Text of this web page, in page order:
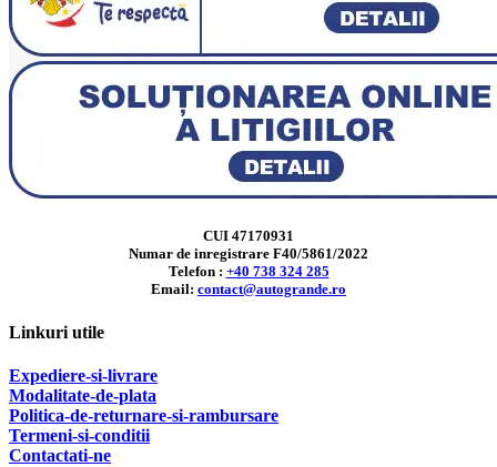
0 0,00lei
CUI 47170931
Numar de inregistrare F40/5861/2022
Telefon : +40 738 324 285
Email: contact@autogrande.ro
Linkuri utile
Expediere-si-livrare
Modalitate-de-plata
Politica-de-returnare-si-rambursare
Termeni-si-conditii
Contactati-ne